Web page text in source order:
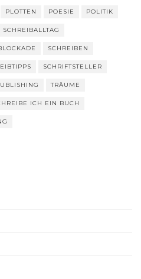
PLOTTEN POESIE POLITIK
SCHREIBALLTAG
SCHREIBEN
SCHRIFTSTELLER
TRÄUME
ICH EIN BUCH